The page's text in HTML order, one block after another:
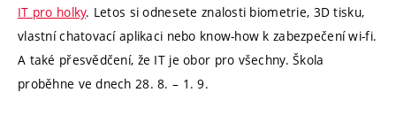
IT pro holky. Letos si odnesete znalosti biometrie, 3D tisku,
vlastní chatovací aplikaci nebo know-how k zabezpečení wi-fi.
A také přesvědčení, že IT je obor pro všechny. Škola
proběhne ve dnech 28. 8. – 1. 9.